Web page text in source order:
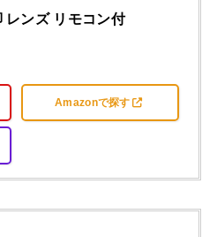
レンズ リモコン付
Amazonで探す